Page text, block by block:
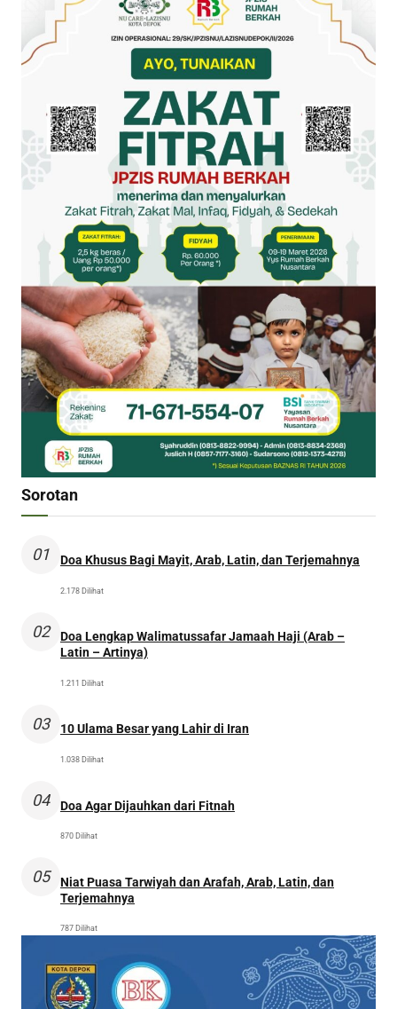
Sorotan
01 Doa Khusus Bagi Mayit, Arab, Latin, dan Terjemahnya
2.178 Dilihat
02
Doa Lengkap Walimatussafar Jamaah Haji (Arab –
Latin – Artinya)
1.211 Dilihat
03 10 Ulama Besar yang Lahir di Iran
1.038 Dilihat
04 Doa Agar Dijauhkan dari Fitnah
870 Dilihat
05
Niat Puasa Tarwiyah dan Arafah, Arab, Latin, dan
Terjemahnya
787 Dilihat